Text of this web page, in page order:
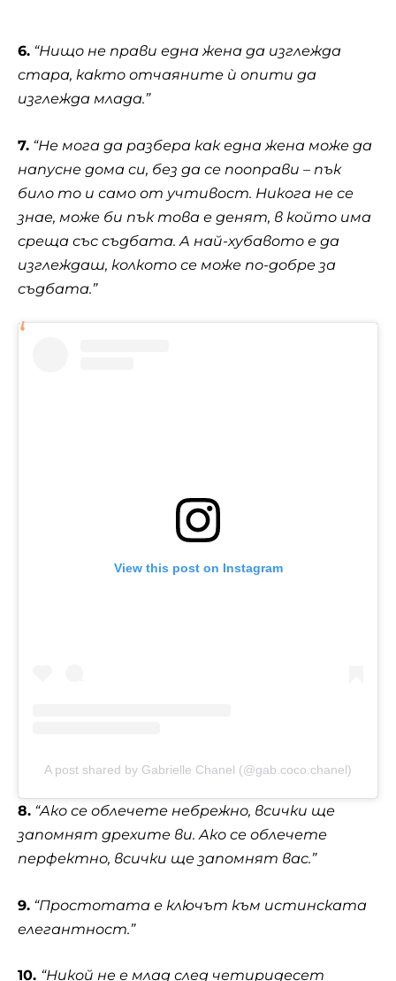
6. “Нищо не прави една жена да изглежда
стара, както отчаяните ѝ опити да
изглежда млада.”
7. “Не мога да разбера как една жена може да
напусне дома си, без да се пооправи – пък
било то и само от учтивост. Никога не се
знае, може би пък това е денят, в който има
среща със съдбата. А най-хубавото е да
изглеждаш, колкото се може по-добре за
съдбата.”
View this post on Instagram
A post shared by Gabrielle Chanel (@gab.coco.chanel)
8. “Ако се облечете небрежно, всички ще
запомнят дрехите ви. Ако се облечете
перфектно, всички ще запомнят вас.”
9. “Простотата е ключът към истинската
елегантност.”
10. “Никой не е млад след четиридесет